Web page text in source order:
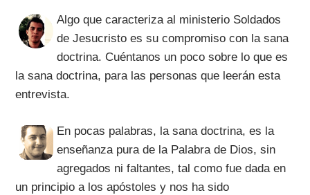
Algo que caracteriza al ministerio Soldados
de Jesucristo es su compromiso con la sana
doctrina. Cuéntanos un poco sobre lo que es
la sana doctrina, para las personas que leerán esta
entrevista.
En pocas palabras, la sana doctrina, es la
enseñanza pura de la Palabra de Dios, sin
agregados ni faltantes, tal como fue dada en
un principio a los apóstoles y nos ha sido